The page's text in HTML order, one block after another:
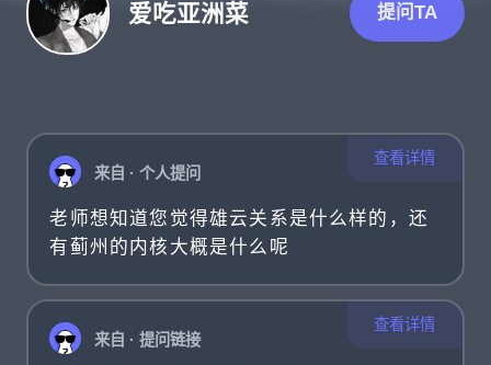
爱吃亚洲菜 提问TA
来自 · 个人提问
查看详情
老师想知道您觉得雄云关系是什么样的，还
有蓟州的内核大概是什么呢
来自 · 提问链接
查看详情